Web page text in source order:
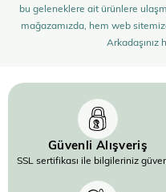
bu geleneklere ait ürünlere
mağazamızda, hem web
Arkadaşınız
Güvenli Alışveriş
SSL sertifikası ile bilgileriniz